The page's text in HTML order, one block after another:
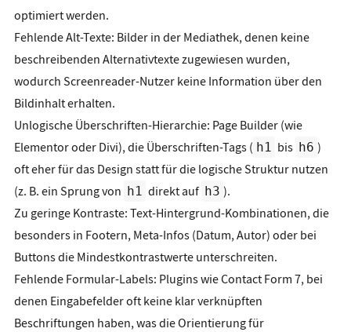
optimiert werden.
Fehlende Alt-Texte: Bilder in der Mediathek, denen keine
beschreibenden Alternativtexte zugewiesen wurden,
wodurch Screenreader-Nutzer keine Information über den
Bildinhalt erhalten.
Unlogische Überschriften-Hierarchie: Page Builder (wie
Elementor oder Divi), die Überschriften-Tags ( h1 bis h6 )
oft eher für das Design statt für die logische Struktur nutzen
(z. B. ein Sprung von h1 direkt auf h3 ).
Zu geringe Kontraste: Text-Hintergrund-Kombinationen, die
besonders in Footern, Meta-Infos (Datum, Autor) oder bei
Buttons die Mindestkontrastwerte unterschreiten.
Fehlende Formular-Labels: Plugins wie Contact Form 7, bei
denen Eingabefelder oft keine klar verknüpften
Beschriftungen haben, was die Orientierung für